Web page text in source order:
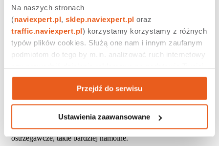
Na naszych stronach
(naviexpert.pl, sklep.naviexpert.pl
traffic.naviexpert.pl) korzystamy korzystamy z różnych
typów plików cookies. Służą one nam i innym zaufanym
podmiotom do tego by m.in. analizować ruch internetowy
aktywności na naszych stronach internetowych. Więcej
informacji znajdziesz w naszej polityce prywatności
Przejdź do serwisu
Ustawienia zaawansowane